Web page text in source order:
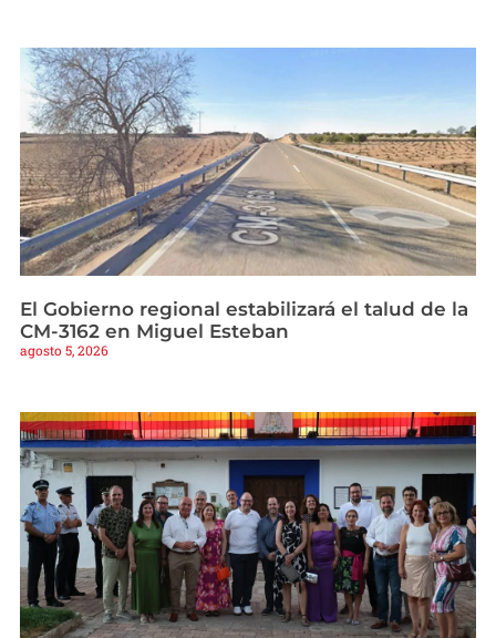
El Gobierno regional estabilizará el talud de la
CM-3162 en Miguel Esteban
agosto 5, 2026